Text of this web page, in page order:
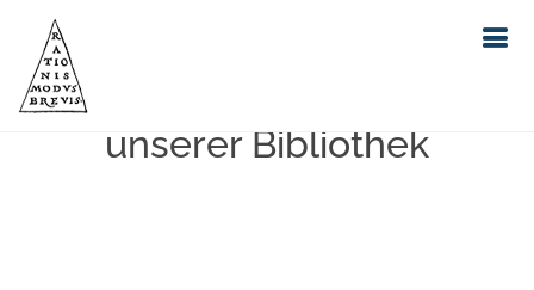
Einfache Suche im Bestand
unserer Bibliothek